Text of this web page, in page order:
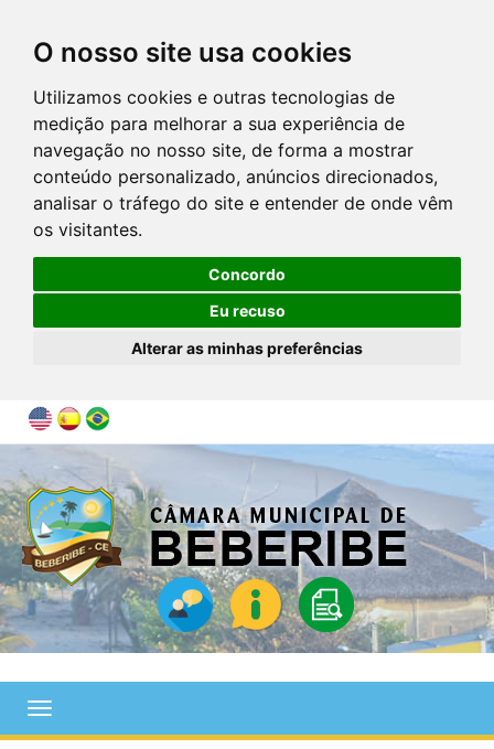
O nosso site usa cookies
Utilizamos cookies e outras tecnologias de
medição para melhorar a sua experiência de
navegação no nosso site, de forma a mostrar
conteúdo personalizado, anúncios direcionados,
analisar o tráfego do site e entender de onde vêm
os visitantes.
Concordo
Eu recuso
Alterar as minhas preferências
Toggle
navigation